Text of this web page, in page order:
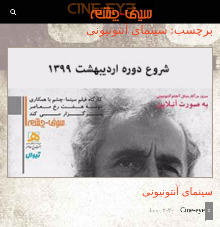
برچسب: سینمای آنتونیونی
سینمای آنتونیونی
Cine-eye
-
June, 2020 0